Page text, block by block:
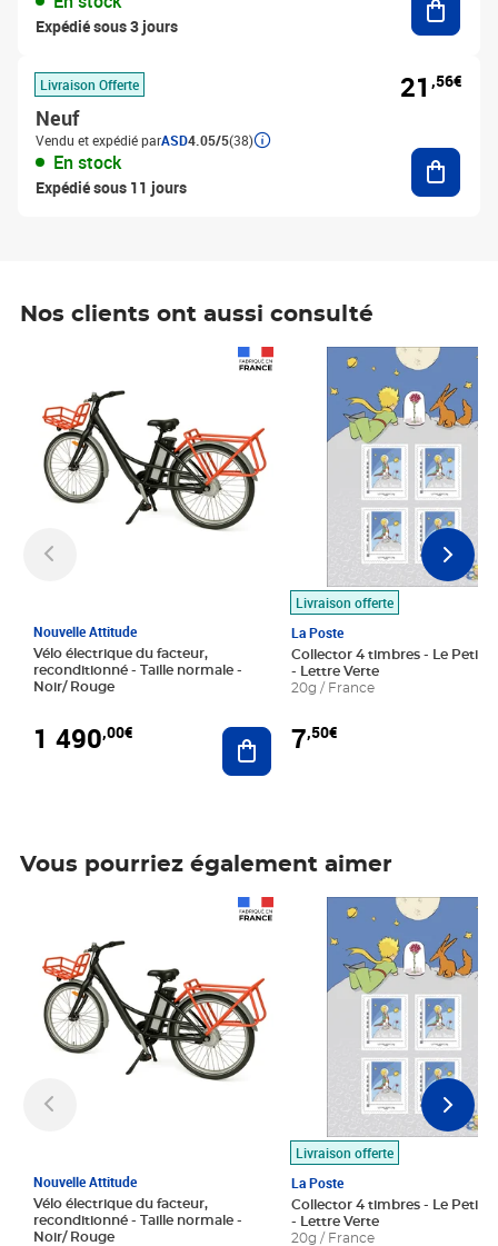
Expédié sous 3 jours
Livraison Offerte
Neuf
Vendu et expédié parASD4.05/5(38)
En stock
Expédié sous 11 jours
21 ,56€
Nos clients ont aussi consulté
Nouvelle Attitude
Vélo électrique du facteur,
reconditionné - Taille normale -
Noir/ Rouge
1 490,00€ Ajouter au panier
Livraison offerte
La Poste
Collector 4 timbres - Le Petit
- Lettre Verte
20g / France
7,50€
Prix 7,50€
Vous pourriez également aimer
Nouvelle Attitude
Vélo électrique du facteur,
reconditionné - Taille normale -
Noir/ Rouge
Livraison offerte
La Poste
Collector 4 timbres - Le Petit
- Lettre Verte
20g / France
Prix 7,50€